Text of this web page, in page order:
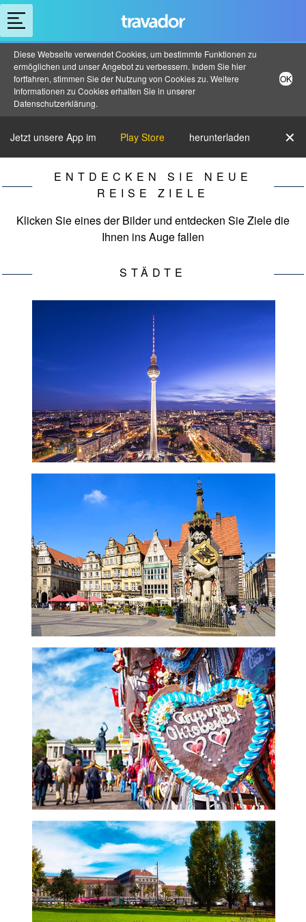
Diese Webseite verwendet Cookies, um bestimmte Funktionen zu
ermöglichen und unser Angebot zu verbessern. Indem Sie hier
fortfahren, stimmen Sie der Nutzung von Cookies zu. Weitere
Informationen zu Cookies erhalten Sie in unserer
Datenschutzerklärung.
OK
Jetzt unsere App im Play Store herunterladen ✕
ENTDECKEN SIE NEUE
REISE ZIELE
Klicken Sie eines der Bilder und entdecken Sie Ziele die
Ihnen ins Auge fallen
STÄDTE